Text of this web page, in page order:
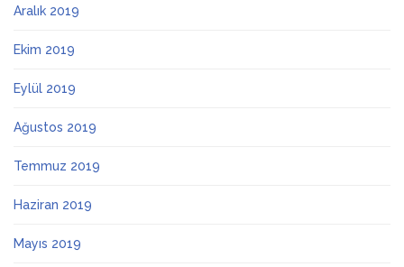
Aralık 2019
Ekim 2019
Eylül 2019
Ağustos 2019
Temmuz 2019
Haziran 2019
Mayıs 2019